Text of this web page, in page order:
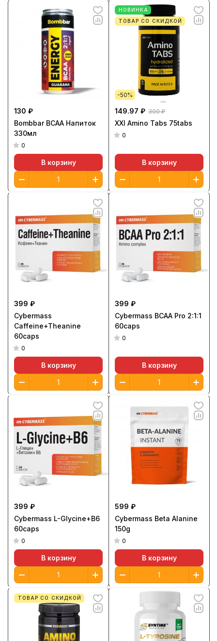
130 ₽
Bombbar BCAA Напиток
330мл
0
В корзину
НОВИНКА
ТОВАР СО СКИДКОЙ
-50%
149.97 ₽ 300 ₽
XXI Amino Tabs 75tabs
0
В корзину
399 ₽
Cybermass
Caffeine+Theanine
60caps
0
В корзину
399 ₽
Cybermass BCAA Pro 2:1:1
60caps
0
В корзину
399 ₽
Cybermass L-Glycine+B6
60caps
0
В корзину
599 ₽
Cybermass Beta Alanine
150g
0
В корзину
ТОВАР СО СКИДКОЙ